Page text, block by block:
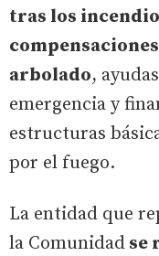
tras los
arbolado,
emergencia y
estructuras
por el fuego.
La entidad que
la Comunidad se